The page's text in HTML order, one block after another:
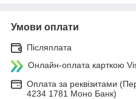
Умови оплати
Післяплата
Онлайн-оплата карткою
Оплата за реквізитами
4234 1781 Моно Банк)